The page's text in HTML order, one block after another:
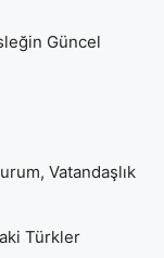
Güncel
Vatandaşlık
Türkler